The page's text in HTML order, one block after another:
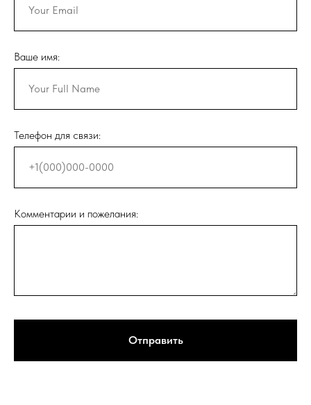
Ваше имя:
Телефон для связи:
Комментарии и пожелания:
Отправить